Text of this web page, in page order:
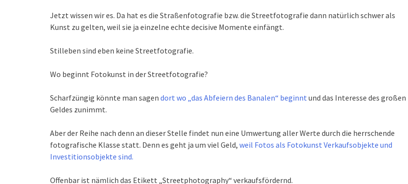
Jetzt wissen wir es. Da hat es die Straßenfotografie bzw. die Streetfotografie dann natürlich schwer als
Kunst zu gelten, weil sie ja einzelne echte decisive Momente einfängt.
Stilleben sind eben keine Streetfotografie.
Wo beginnt Fotokunst in der Streetfotografie?
Scharfzüngig könnte man sagen dort wo „das Abfeiern des Banalen“ beginnt und das Interesse des großen
Geldes zunimmt.
Aber der Reihe nach denn an dieser Stelle findet nun eine Umwertung aller Werte durch die herrschende
fotografische Klasse statt. Denn es geht ja um viel Geld, weil Fotos als Fotokunst Verkaufsobjekte und
Investitionsobjekte sind.
Offenbar ist nämlich das Etikett „Streetphotography“ verkaufsfördernd.